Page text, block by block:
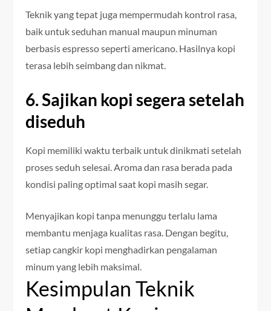
Teknik yang tepat juga mempermudah kontrol rasa,
baik untuk seduhan manual maupun minuman
berbasis espresso seperti americano. Hasilnya kopi
terasa lebih seimbang dan nikmat.
6. Sajikan kopi segera setelah
diseduh
Kopi memiliki waktu terbaik untuk dinikmati setelah
proses seduh selesai. Aroma dan rasa berada pada
kondisi paling optimal saat kopi masih segar.
Menyajikan kopi tanpa menunggu terlalu lama
membantu menjaga kualitas rasa. Dengan begitu,
setiap cangkir kopi menghadirkan pengalaman
minum yang lebih maksimal.
Kesimpulan Teknik